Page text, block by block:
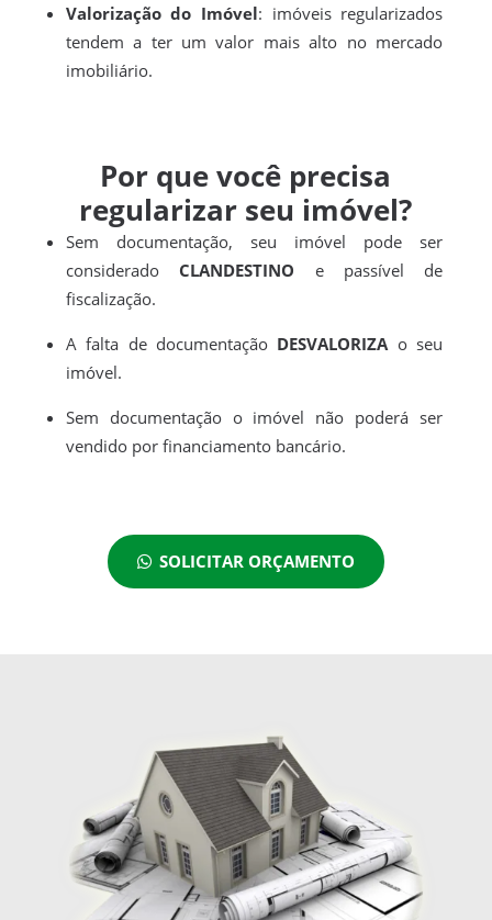
Valorização do Imóvel: imóveis regularizados
tendem a ter um valor mais alto no mercado
imobiliário.
Por que você precisa
regularizar seu imóvel?
Sem documentação, seu imóvel pode ser
considerado CLANDESTINO e passível de
fiscalização.
A falta de documentação DESVALORIZAo seu
imóvel.
Sem documentação o imóvel não poderá ser
vendido por financiamento bancário.
SOLICITAR ORÇAMENTO